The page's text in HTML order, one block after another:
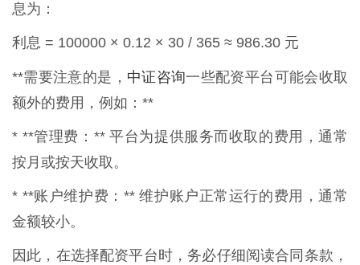
息为：
利息 = 100000 × 0.12 × 30 / 365 ≈ 986.30 元
**需要注意的是， 中证咨询一些配资平台可能会收取
额外的费用，例如：**
* **管理费：** 平台为提供服务而收取的费用，通常
按月或按天收取。
* **账户维护费：** 维护账户正常运行的费用，通常
金额较小。
因此，在选择配资平台时，务必仔细阅读合同条款，